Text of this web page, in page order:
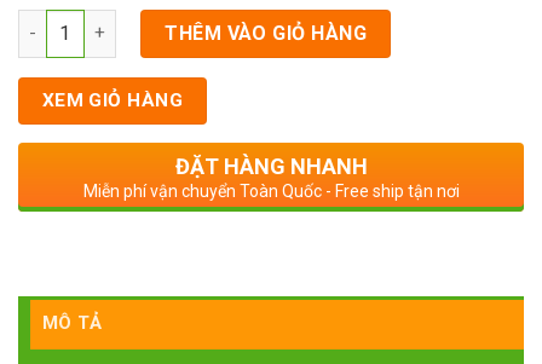
Số lượng THÊM VÀO GIỎ HÀNG
XEM GIỎ HÀNG
ĐẶT HÀNG NHANH
Miễn phí vận chuyển Toàn Quốc - Free ship tận nơi
MÔ TẢ